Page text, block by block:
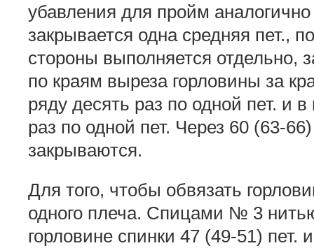
убавления для пройм
закрывается одна средняя пет.,
стороны выполняется отдельно,
по краям выреза горловины за
ряду десять раз по одной пет. и
раз по одной пет. Через 60 (63-
закрываются.
Для того, чтобы обвязать
одного плеча. Спицами № 3
горловине спинки 47 (49-51) пет.